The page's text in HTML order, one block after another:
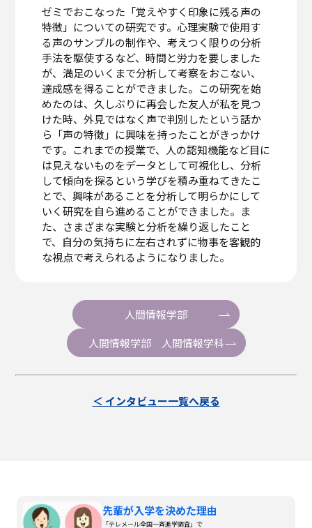
ゼミでおこなった「覚えやすく印象に残る声の
特徴」についての研究です。心理実験で使用す
る声のサンプルの制作や、考えつく限りの分析
手法を駆使するなど、時間と労力を要しました
が、満足のいくまで分析して考察をおこない、
達成感を得ることができました。この研究を始
めたのは、久しぶりに再会した友人が私を見つ
けた時、外見ではなく声で判別したという話か
ら「声の特徴」に興味を持ったことがきっかけ
です。これまでの授業で、人の認知機能など目に
は見えないものをデータとして可視化し、分析
して傾向を探るという学びを積み重ねてきたこ
とで、興味があることを分析して明らかにして
いく研究を自ら進めることができました。ま
た、さまざまな実験と分析を繰り返したこと
で、自分の気持ちに左右されずに物事を客観的
な視点で考えられるようになりました。
人間情報学部
人間情報学部 人間情報学科
＜ インタビュー一覧へ戻る
先輩が入学を決めた理由
「テレメール全国一斉進学調査」で